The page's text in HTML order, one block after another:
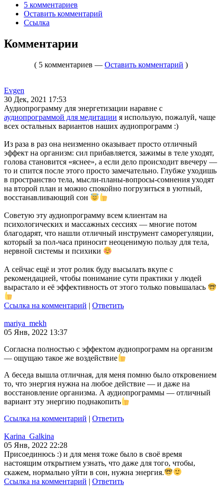
5 комментариев
Оставить комментарий
Ссылка
Комментарии
( 5 комментариев — Оставить комментарий )
Evgen
30 Дек, 2021 17:53
Аудиопрограмму для энергетизации наравне с
аудиопрограммой для медитации я использую, пожалуй, чаще
всех остальных вариантов наших аудиопрограмм :)
Из раза в раз она неизменно оказывает просто отличный
эффект на организм: сил прибавляется, зажимы в теле уходят,
голова становится «яснее», а если дело происходит ввечеру —
то и спится после этого просто замечательно. Глубже уходишь
в пространство тела, мысли-планы-вопросы-сомнения уходят
на второй план и можно спокойно погрузиться в уютный,
восстанавливающий сон
Советую эту аудиопрограмму всем клиентам на
психологических и массажных сессиях — многие потом
благодарят, что нашли отличный инструмент саморегуляции,
который за пол-часа приносит неоценимую пользу для тела,
нервной системы и психики
А сейчас ещё и этот ролик буду высылать вкупе с
рекомендацией, чтобы понимание сути практики у людей
вырастало и её эффективность от этого только повышалась
Ссылка на комментарий | Ответить
mariya_mekh
05 Янв, 2022 13:37
Согласна полностью с эффектом аудиопрограмм на организм
— ощущаю такое же воздействие
А беседа вышла отличная, для меня помню было откровением
то, что энергия нужна на любое действие — и даже на
восстановление организма. А аудиопрограммы — отличный
вариант эту энергию поднакопить
Ссылка на комментарий | Ответить
Karina_Galkina
05 Янв, 2022 22:28
Присоединюсь :) и для меня тоже было в своё время
настоящим открытием узнать, что даже для того, чтобы,
скажем, нормально уйти в сон, нужна энергия.
Ссылка на комментарий | Ответить